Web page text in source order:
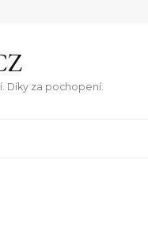
Díky za pochopení.